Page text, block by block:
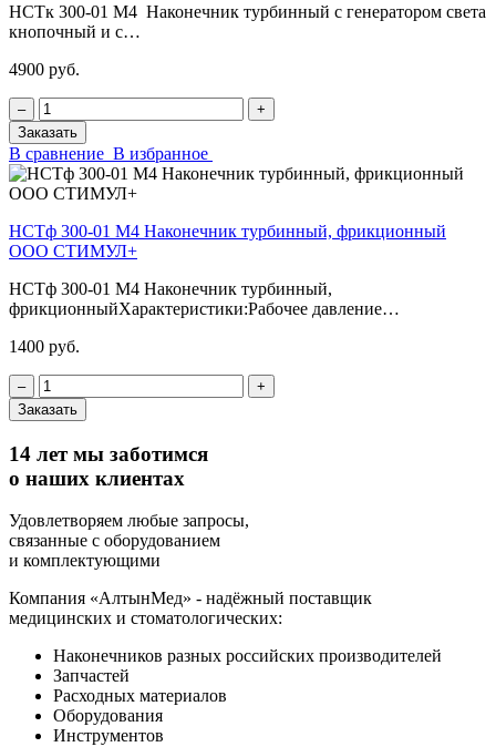
НСТк 300-01 М4 Наконечник турбинный с генератором света
кнопочный и с…
4900 руб.
‒
+
Заказать
В сравнение В избранное
НСТф 300-01 М4 Наконечник турбинный, фрикционный
ООО СТИМУЛ+
НСТф 300-01 М4 Наконечник турбинный,
фрикционныйХарактеристики:Рабочее давление…
1400 руб.
‒
+
Заказать
14 лет мы заботимся
о наших клиентах
Удовлетворяем любые запросы,
связанные с оборудованием
и комплектующими
Компания «АлтынМед» - надёжный поставщик
медицинских и стоматологических:
Наконечников разных российских производителей
Запчастей
Расходных материалов
Оборудования
Инструментов